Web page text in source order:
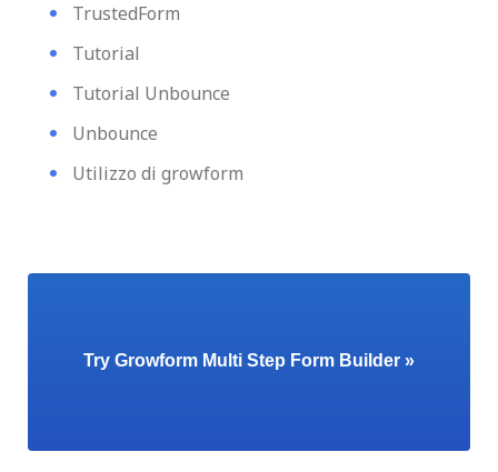
TrustedForm
Tutorial
Tutorial Unbounce
Unbounce
Utilizzo di growform
Try Growform Multi Step Form Builder »